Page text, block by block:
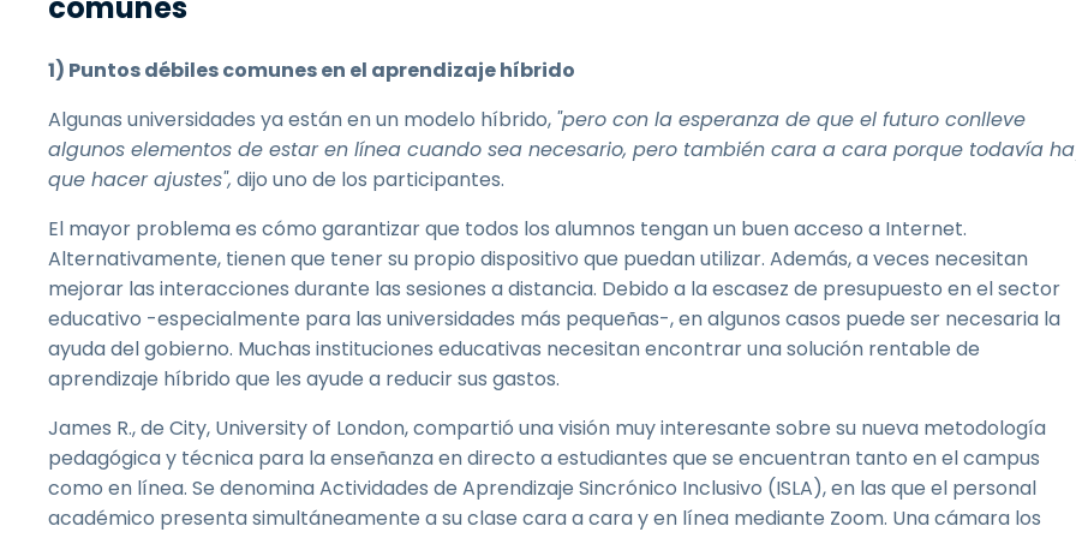
1) Puntos débiles comunes en el aprendizaje híbrido
Algunas universidades ya están en un modelo híbrido, "pero con la esperanza de que el futuro conlleve
algunos elementos de estar en línea cuando sea necesario, pero también cara a cara porque todavía
que hacer ajustes", dijo uno de los participantes.
El mayor problema es cómo garantizar que todos los alumnos tengan un buen acceso a Internet.
Alternativamente, tienen que tener su propio dispositivo que puedan utilizar. Además, a veces necesitan
mejorar las interacciones durante las sesiones a distancia. Debido a la escasez de presupuesto en el sector
educativo -especialmente para las universidades más pequeñas-, en algunos casos puede ser necesaria la
ayuda del gobierno. Muchas instituciones educativas necesitan encontrar una solución rentable de
aprendizaje híbrido que les ayude a reducir sus gastos.
James R., de City, University of London, compartió una visión muy interesante sobre su nueva metodología
pedagógica y técnica para la enseñanza en directo a estudiantes que se encuentran tanto en el campus
como en línea. Se denomina Actividades de Aprendizaje Sincrónico Inclusivo (ISLA), en las que el personal
académico presenta simultáneamente a su clase cara a cara y en línea mediante Zoom. Una cámara los